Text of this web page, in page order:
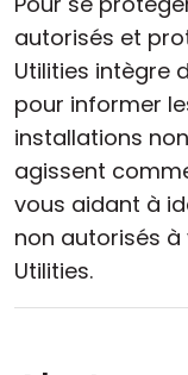
autorisés et
Utilities intègre
pour informer
installations
agissent
vous aidant à
non autorisés
Utilities.